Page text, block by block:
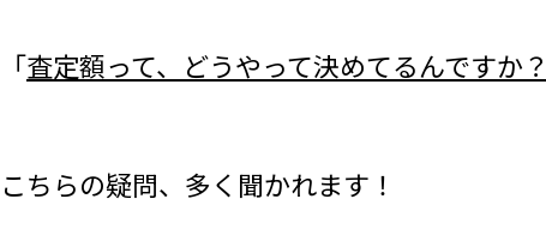
「査定額って、どうやって決めてるんですか？
こちらの疑問、多く聞かれます！